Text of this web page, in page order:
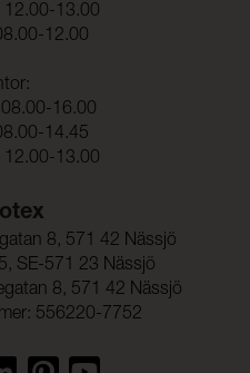
13.00
12.00
16.00
14.45
13.00
8, 571 42 Nässjö
SE-571 23 Nässjö
8, 571 42 Nässjö
556220-7752